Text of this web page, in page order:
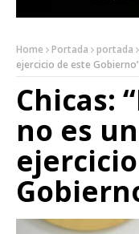
Home Portada portada
ejercicio de este
Chicas:
no es